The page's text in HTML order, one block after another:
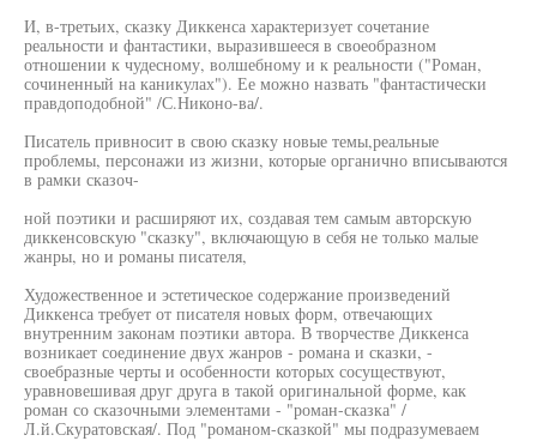
И, в-третьих, сказку Диккенса характеризует сочетание
реальности и фантастики, выразившееся в своеобразном
отношении к чудесному, волшебному и к реальности ("Роман,
сочиненный на каникулах"). Ее можно назвать "фантастически
правдоподобной" /С.Никоно-ва/.
Писатель привносит в свою сказку новые темы,реальные
проблемы, персонажи из жизни, которые органично вписываются
в рамки сказоч-
ной поэтики и расширяют их, создавая тем самым авторскую
диккенсовскую "сказку", включающую в себя не только малые
жанры, но и романы писателя,
Художественное и эстетическое содержание произведений
Диккенса требует от писателя новых форм, отвечающих
внутренним законам поэтики автора. В творчестве Диккенса
возникает соединение двух жанров - романа и сказки, -
своебразные черты и особенности которых сосуществуют,
уравновешивая друг друга в такой оригинальной форме, как
роман со сказочными элементами - "роман-сказка" /
Л.й.Скуратовская/. Под "романом-сказкой" мы подразумеваем